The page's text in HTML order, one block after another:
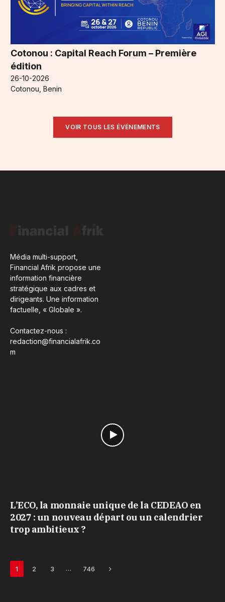
Cotonou : Capital Reach Forum – Première
édition
26-10-2026
Cotonou, Benin
VOIR TOUS LES ÉVÉNEMENTS
Média multi-support,
Financial Afrik propose une
information financière
stratégique aux cadres et
dirigeants. Une information
factuelle, « Globale ».
Contactez-nous :
redaction@financialafrik.co
m
L’ECO, la monnaie unique de la CEDEAO en
2027 : un nouveau départ ou un calendrier
trop ambitieux ?
1 2 3 … 746 Next